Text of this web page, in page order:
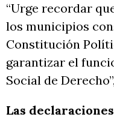
“Urge recordar
los municipios
Constitución
garantizar el
Social de
Las